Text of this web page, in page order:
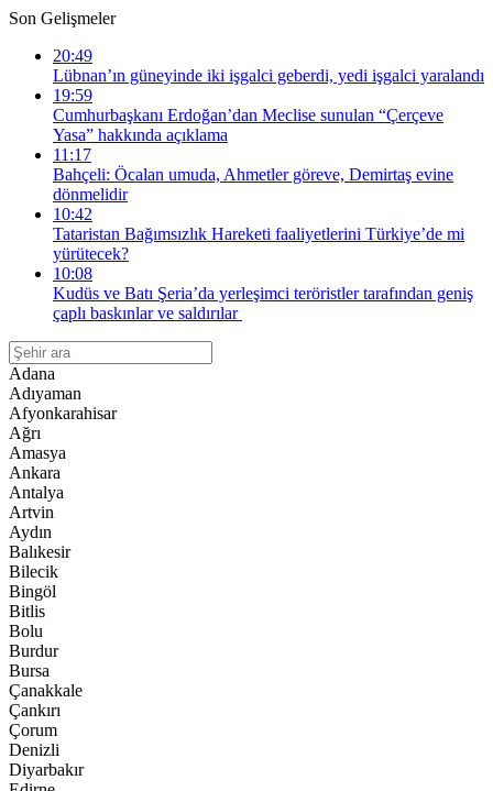
Son Gelişmeler
20:49
Lübnan’ın güneyinde iki işgalci geberdi, yedi işgalci yaralandı
19:59
Cumhurbaşkanı Erdoğan’dan Meclise sunulan “Çerçeve
Yasa” hakkında açıklama
11:17
Bahçeli: Öcalan umuda, Ahmetler göreve, Demirtaş evine
dönmelidir
10:42
Tataristan Bağımsızlık Hareketi faaliyetlerini Türkiye’de mi
yürütecek?
10:08
Kudüs ve Batı Şeria’da yerleşimci teröristler tarafından geniş
çaplı baskınlar ve saldırılar
Adana
Adıyaman
Afyonkarahisar
Ağrı
Amasya
Ankara
Antalya
Artvin
Aydın
Balıkesir
Bilecik
Bingöl
Bitlis
Bolu
Burdur
Bursa
Çanakkale
Çankırı
Çorum
Denizli
Diyarbakır